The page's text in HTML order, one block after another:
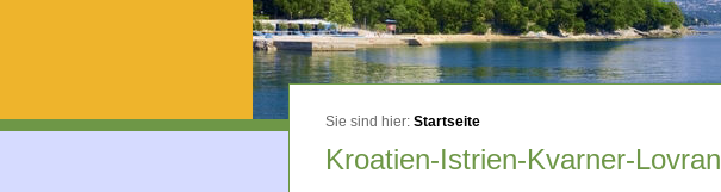
Sie sind hier: Startseite
Kroatien-Istrien-Kvarner-Lovran